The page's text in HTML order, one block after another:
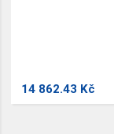
14 862.43 Kč